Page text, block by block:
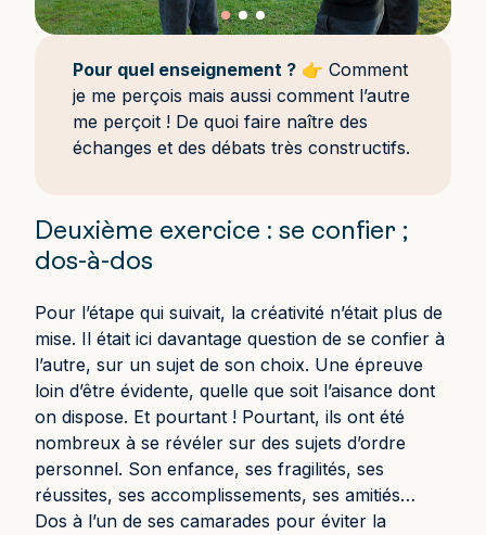
Pour quel enseignement ? 👉 Comment
je me perçois mais aussi comment l’autre
me perçoit ! De quoi faire naître des
échanges et des débats très constructifs.
Deuxième exercice : se confier ;
dos-à-dos
Pour l’étape qui suivait, la créativité n’était plus de
mise. Il était ici davantage question de se confier à
l’autre, sur un sujet de son choix. Une épreuve
loin d’être évidente, quelle que soit l’aisance dont
on dispose. Et pourtant ! Pourtant, ils ont été
nombreux à se révéler sur des sujets d’ordre
personnel. Son enfance, ses fragilités, ses
réussites, ses accomplissements, ses amitiés…
Dos à l’un de ses camarades pour éviter la